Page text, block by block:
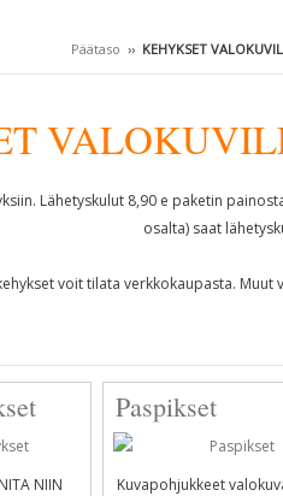
Päätaso ›› KEHYKSET
Lähetyskulut 8,90 e paketin
osalta) saat
voit tilata verkkokaupasta.
NIIN
Paspikset
Kuvapohjukkeet